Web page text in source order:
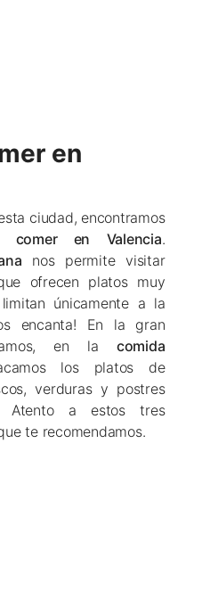
en
ciudad, encontramos
comer en Valencia.
nos permite visitar
ofrecen platos muy
únicamente a la
encanta! En la gran
en la comida
los platos de
verduras y postres
Atento a estos tres
te recomendamos.